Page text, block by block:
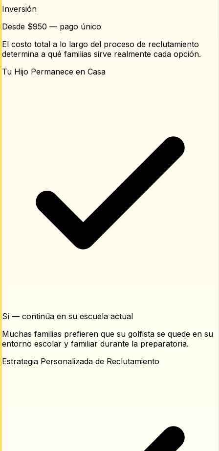
Inversión
Desde $950 — pago único
El costo total a lo largo del proceso de reclutamiento
determina a qué familias sirve realmente cada opción.
Tu Hijo Permanece en Casa
Sí — continúa en su escuela actual
Muchas familias prefieren que su golfista se quede en su
entorno escolar y familiar durante la preparatoria.
Estrategia Personalizada de Reclutamiento